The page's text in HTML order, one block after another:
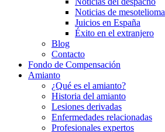
Noticias de mesotelioma
Juicios en España
Éxito en el extranjero
Blog
Contacto
Fondo de Compensación
Amianto
¿Qué es el amianto?
Historia del amianto
Lesiones derivadas
Enfermedades relacionadas
Profesionales expertos